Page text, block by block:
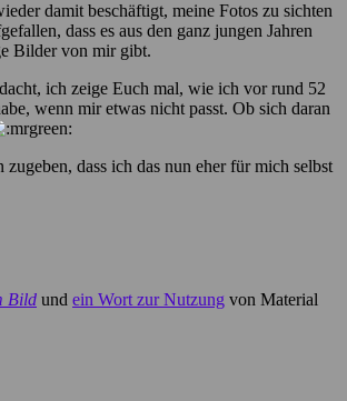
damit beschäftigt, meine Fotos zu sichten
dass es aus den ganz jungen Jahren
Bilder von mir gibt.
ich zeige Euch mal, wie ich vor rund 52
wenn mir etwas nicht passt. Ob sich daran
zugeben, dass ich das nun eher für mich selbst
Bild und ein Wort zur Nutzung von Material